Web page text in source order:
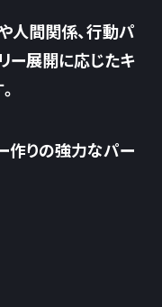
人間関係、行動パ
ー展開に応じたキ
作りの強力なパー